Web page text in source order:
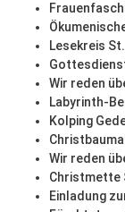
Lesekreis
Wir reden
Labyrinth-
Kolping
Wir reden
Christmette
Einladung